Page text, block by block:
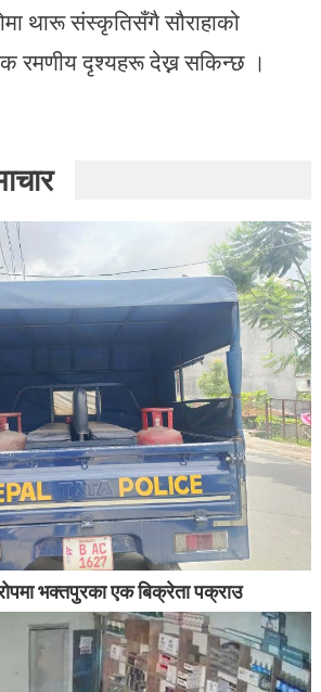
थारू संस्कृतिसँगै सौराहाको
रमणीय दृश्यहरू देख्न सकिन्छ ।
भक्तपुरका एक बिक्रेता पक्राउ